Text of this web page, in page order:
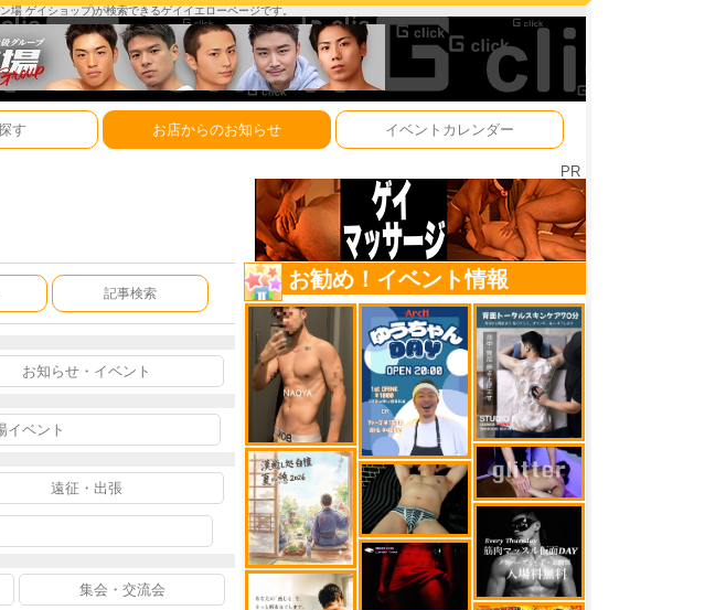
ゲイショップ)が検索できるゲイイエローページです。
す お店からのお知らせ イベントカレンダー
PR
記事検索
お知らせ・イベント
イベント
遠征・出張
集会・交流会
お勧め！イベント情報